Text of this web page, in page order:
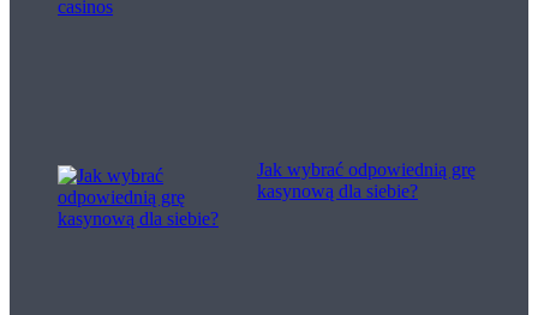
Jak wybrać odpowiednią grę
kasynową dla siebie?